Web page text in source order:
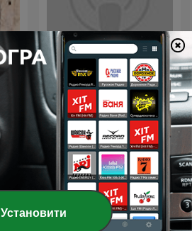
Evil Genius, The by Wilkie
Collins (1824 - 1889)
Установити